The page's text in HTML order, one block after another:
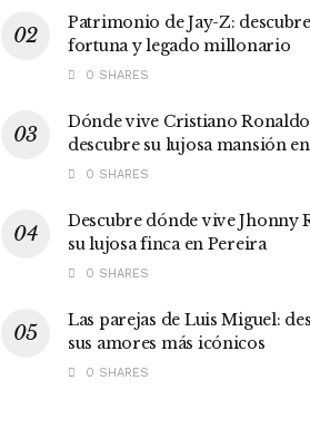
Patrimonio de Jay-Z:
fortuna y legado millonario
0 SHARES
Dónde vive Cristiano
descubre su lujosa mansión
0 SHARES
Descubre dónde vive Jhonny
su lujosa finca en Pereira
0 SHARES
Las parejas de Luis Miguel:
sus amores más icónicos
0 SHARES